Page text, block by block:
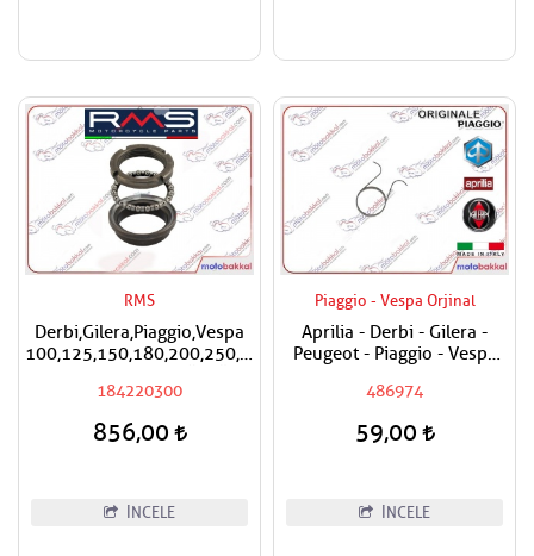
RMS
Derbi,Gilera,Piaggio,Vespa
100,125,150,180,200,250,300,400
Mesnet Maşa Bilyası
184220300
856,00
İNCELE
Piaggio - Vespa Orjinal
Aprilia - Derbi - Gilera -
Peugeot - Piaggio - Vespa
486974
59,00
İNCELE